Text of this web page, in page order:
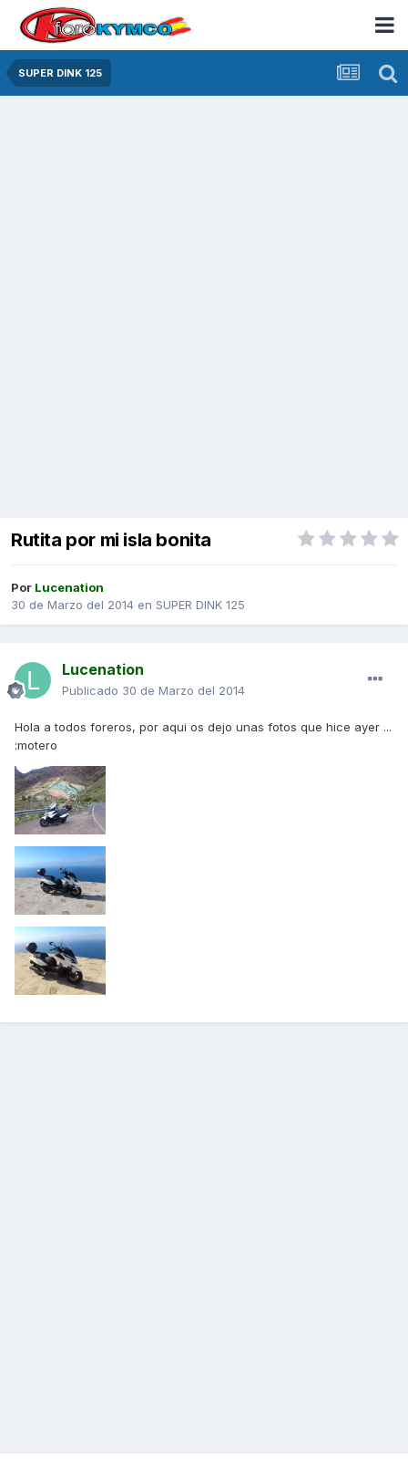
SUPER DINK 125
Rutita por mi isla bonita
Por Lucenation
30 de Marzo del 2014 en SUPER DINK 125
Lucenation
Publicado 30 de Marzo del 2014
Hola a todos foreros, por aqui os dejo unas fotos que hice ayer ...
:motero